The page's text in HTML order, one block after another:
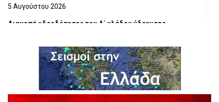
5 Αυγούστου 2026
Διακοπή υδροδότησης του Α΄ κλάδου ύδρευσης
Η Marseaux στα Γρεβενά για μια μοναδική συναυλία
5 Αυγούστου 2026
Θερινό Σινεμά στο πλαίσιο του «Πολιτιστικού
Καλοκαιριού 2026» με την βραβευμένη ταινία «Μικρές
Ανάσες».